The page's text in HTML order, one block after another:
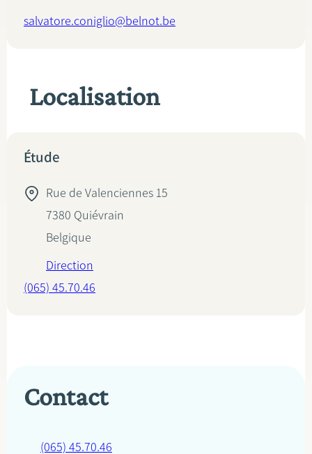
salvatore.coniglio@belnot.be
Localisation
Étude
Rue de Valenciennes 15
7380 Quiévrain
Belgique
Direction
(065) 45.70.46
Contact
(065) 45.70.46